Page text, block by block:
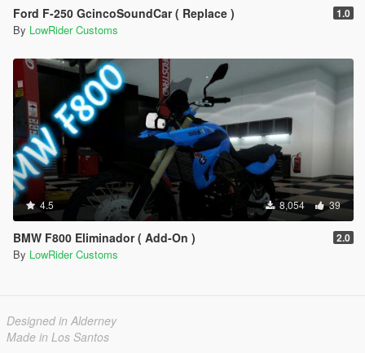
Ford F-250 GcincoSoundCar ( Replace ) 1.0
By LowRider Customs
4.5 8,054 39
BMW F800 Eliminador ( Add-On ) 2.0
By LowRider Customs
Designed in Alderney
Made in Los Santos